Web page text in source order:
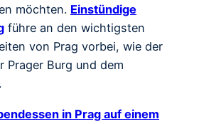
möchten. Einstündige
führe an den wichtigsten
von Prag vorbei, wie der
Prager Burg und dem
in Prag auf einem